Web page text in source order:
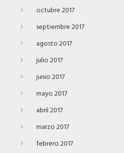
octubre 2017
septiembre 2017
agosto 2017
julio 2017
junio 2017
mayo 2017
abril 2017
marzo 2017
febrero 2017